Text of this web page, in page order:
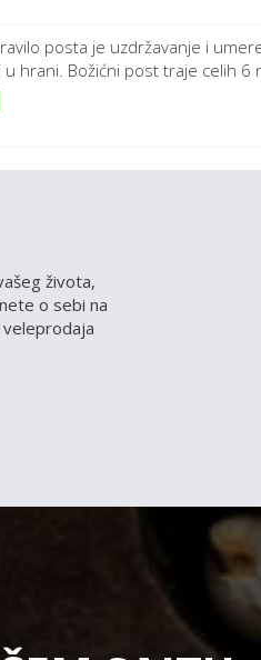
posta je uzdržavanje i
u hrani. Božićni post traje celih 6
života,
o sebi na